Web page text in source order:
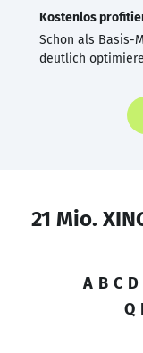
Kostenlos
Schon als Basis-
deutlich
21 Mio.
A B C D
Q